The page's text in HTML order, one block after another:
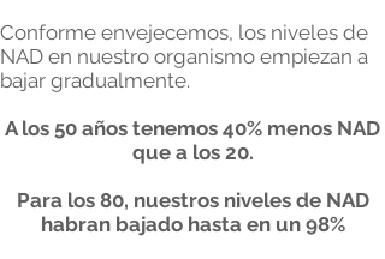
Conforme envejecemos, los niveles de
NAD en nuestro organismo empiezan a
bajar gradualmente.
A los 50 años tenemos 40% menos NAD
que a los 20.
Para los 80, nuestros niveles de NAD
habran bajado hasta en un 98%